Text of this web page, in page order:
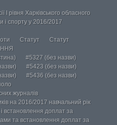
І рівня Харківського обласного
і спорту у 2016/2017
Статут
Статут
#5327 (без назви)
#5423 (без назви)
#5436 (без назви)
журналів
на 2016/2017 навчальний рік
встановлення доплат за
та встановлення доплат за